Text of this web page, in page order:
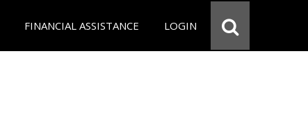
FINANCIAL ASSISTANCE LOGIN